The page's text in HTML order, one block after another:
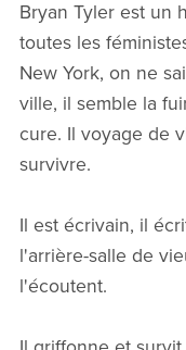
Bryan Tyler est un
toutes les
New York, on ne
ville, il semble la
cure. Il voyage de
survivre.
Il est écrivain, il
l'arrière-salle de
l'écoutent.